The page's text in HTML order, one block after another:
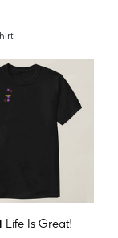
Life Is Great!